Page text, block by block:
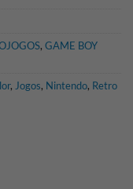
, GAME BOY
, Jogos, Nintendo, Retro